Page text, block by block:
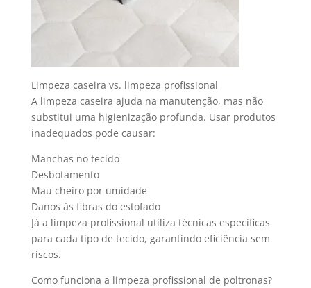
Limpeza caseira vs. limpeza profissional
A limpeza caseira ajuda na manutenção, mas não
substitui uma higienização profunda. Usar produtos
inadequados pode causar:
Manchas no tecido
Desbotamento
Mau cheiro por umidade
Danos às fibras do estofado
Já a limpeza profissional utiliza técnicas específicas
para cada tipo de tecido, garantindo eficiência sem
riscos.
Como funciona a limpeza profissional de poltronas?